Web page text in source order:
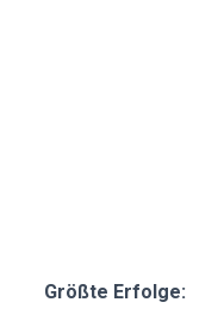
Größte Erfolge: